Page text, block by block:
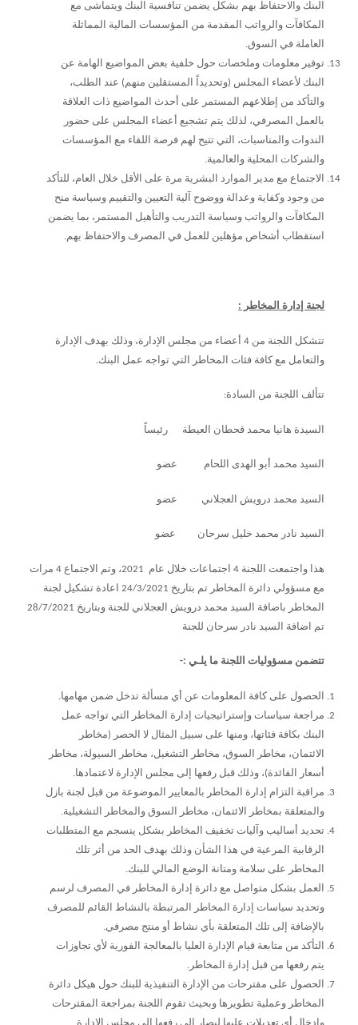
البنك والاحتفاظ بهم بشكل يضمن تنافسية البنك ويتماشى مع
المكافآت والرواتب المقدمة من المؤسسات المالية المماثلة
العاملة في السوق.
توفير معلومات وملخصات حول خلفية بعض المواضيع الهامة عن
البنك لأعضاء المجلس (وتحديداً المستقلين منهم) عند الطلب،
والتأكد من إطلاعهم المستمر على أحدث المواضيع ذات العلاقة
بالعمل المصرفي، لذلك يتم تشجيع أعضاء المجلس على حضور
الندوات والمناسبات، التي تتيح لهم فرصة اللقاء مع المؤسسات
والشركات المحلية والعالمية.
الاجتماع مع مدير الموارد البشرية مرة على الأقل خلال العام، للتأكد
من وجود وكفاية وعدالة ووضوح آلية التعيين والتقييم وسياسة منح
المكافآت والرواتب وسياسة التدريب والتأهيل المستمر، بما يضمن
استقطاب أشخاص مؤهلين للعمل في المصرف والاحتفاظ بهم.
لجنة إدارة المخاطر :
تتشكل اللجنة من 4 أعضاء من مجلس الإدارة، وذلك بهدف الإدارة
والتعامل مع كافة فئات المخاطر التي تواجه عمل البنك.
تتألف اللجنة من السادة:
السيدة هانيا محمد قحطان العيطة رئيساً
السيد محمد أبو الهدى اللحام عضو
السيد محمد درويش العجلاني عضو
السيد نادر محمد خليل سرحان عضو
هذا واجتمعت اللجنة 4 اجتماعات خلال عام 2021، وتم الاجتماع 4 مرات
مع مسؤولي دائرة المخاطر تم بتاريخ 24/3/2021 اعادة تشكيل لجنة
المخاطر باضافة السيد محمد درويش العجلاني للجنة وبتاريخ 28/7/2021
تم اضافة السيد نادر سرحان للجنة
تتضمن مسؤوليات اللجنة ما يلـي :-
الحصول على كافة المعلومات عن أي مسألة تدخل ضمن مهامها.
مراجعة سياسات وإستراتيجيات إدارة المخاطر التي تواجه عمل
البنك بكافة فئاتها، ومنها على سبيل المثال لا الحصر (مخاطر
الائتمان، مخاطر السوق، مخاطر التشغيل، مخاطر السيولة، مخاطر
أسعار الفائدة)، وذلك قبل رفعها إلى مجلس الإدارة لاعتمادها.
مراقبة التزام إدارة المخاطر بالمعايير الموضوعة من قبل لجنة بازل
والمتعلقة بمخاطر الائتمان، مخاطر السوق والمخاطر التشغيلية.
تحديد أساليب وآليات تخفيف المخاطر بشكل ينسجم مع المتطلبات
الرقابية المرعية في هذا الشأن وذلك بهدف الحد من أثر تلك
المخاطر على سلامة ومتانة الوضع المالي للبنك.
العمل بشكل متواصل مع دائرة إدارة المخاطر في المصرف لرسم
وتحديد سياسات إدارة المخاطر المرتبطة بالنشاط القائم للمصرف
بالإضافة إلى تلك المتعلقة بأي نشاط أو منتج مصرفي.
التأكد من متابعة قيام الإدارة العليا بالمعالجة الفورية لأي تجاوزات
يتم رفعها من قبل إدارة المخاطر.
الحصول على مقترحات من الإدارة التنفيذية للبنك حول هيكل دائرة
المخاطر وعملية تطويرها وبحيث تقوم اللجنة بمراجعة المقترحات
وإدخال أي تعديلات عليها ليصار إلى رفعها إلى مجلس الإدارة